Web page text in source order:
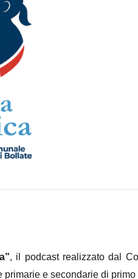
, il podcast realizzato dal
e secondarie di primo